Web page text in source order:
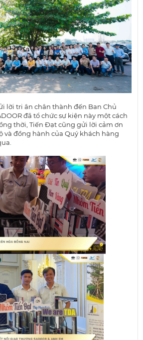
lời tri ân chân thành đến Ban Chủ
đã tổ chức sự kiện này một cách
thời, Tiến Đạt cũng gửi lời cảm ơn
và đồng hành của Quý khách hàng